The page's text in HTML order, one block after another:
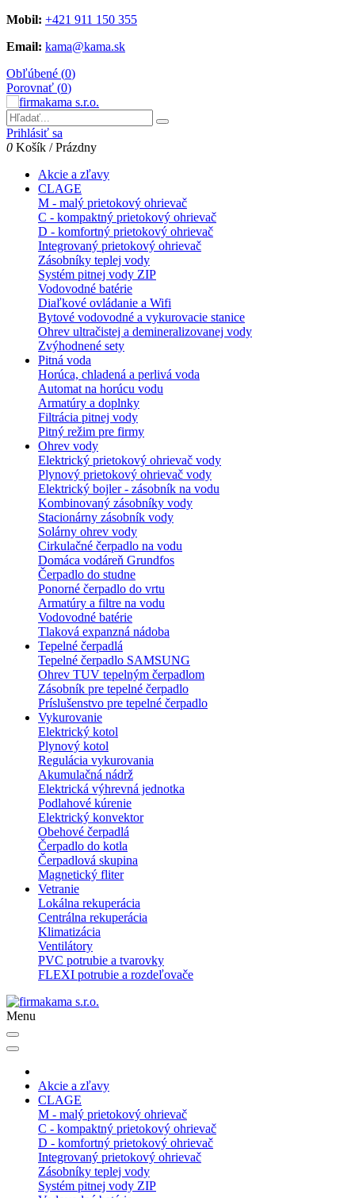
Mobil: +421 911 150 355
Email: kama@kama.sk
Obľúbené (0)
Porovnať (0)
Prihlásiť sa
0 Košík /Prázdny
Akcie a zľavy
CLAGE
M - malý prietokový ohrievač
C - kompaktný prietokový ohrievač
D - komfortný prietokový ohrievač
Integrovaný prietokový ohrievač
Zásobníky teplej vody
Systém pitnej vody ZIP
Vodovodné batérie
Diaľkové ovládanie a Wifi
Bytové vodovodné a vykurovacie stanice
Ohrev ultračistej a demineralizovanej vody
Zvýhodnené sety
Pitná voda
Horúca, chladená a perlivá voda
Automat na horúcu vodu
Armatúry a doplnky
Filtrácia pitnej vody
Pitný režim pre firmy
Ohrev vody
Elektrický prietokový ohrievač vody
Plynový prietokový ohrievač vody
Elektrický bojler - zásobník na vodu
Kombinovaný zásobníky vody
Stacionárny zásobník vody
Solárny ohrev vody
Cirkulačné čerpadlo na vodu
Domáca vodáreň Grundfos
Čerpadlo do studne
Ponorné čerpadlo do vrtu
Armatúry a filtre na vodu
Vodovodné batérie
Tlaková expanzná nádoba
Tepelné čerpadlá
Tepelné čerpadlo SAMSUNG
Ohrev TUV tepelným čerpadlom
Zásobník pre tepelné čerpadlo
Príslušenstvo pre tepelné čerpadlo
Vykurovanie
Elektrický kotol
Plynový kotol
Regulácia vykurovania
Akumulačná nádrž
Elektrická výhrevná jednotka
Podlahové kúrenie
Elektrický konvektor
Obehové čerpadlá
Čerpadlo do kotla
Čerpadlová skupina
Magnetický fliter
Vetranie
Lokálna rekuperácia
Centrálna rekuperácia
Klimatizácia
Ventilátory
PVC potrubie a tvarovky
FLEXI potrubie a rozdeľovače
Menu
Akcie a zľavy
CLAGE
M - malý prietokový ohrievač
C - kompaktný prietokový ohrievač
D - komfortný prietokový ohrievač
Integrovaný prietokový ohrievač
Zásobníky teplej vody
Systém pitnej vody ZIP